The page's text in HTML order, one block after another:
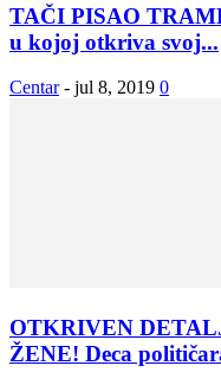
TAČI PISAO
u kojoj otkriva svoj...
Centar - jul 8, 2019 0
OTKRIVEN
ŽENE! Deca